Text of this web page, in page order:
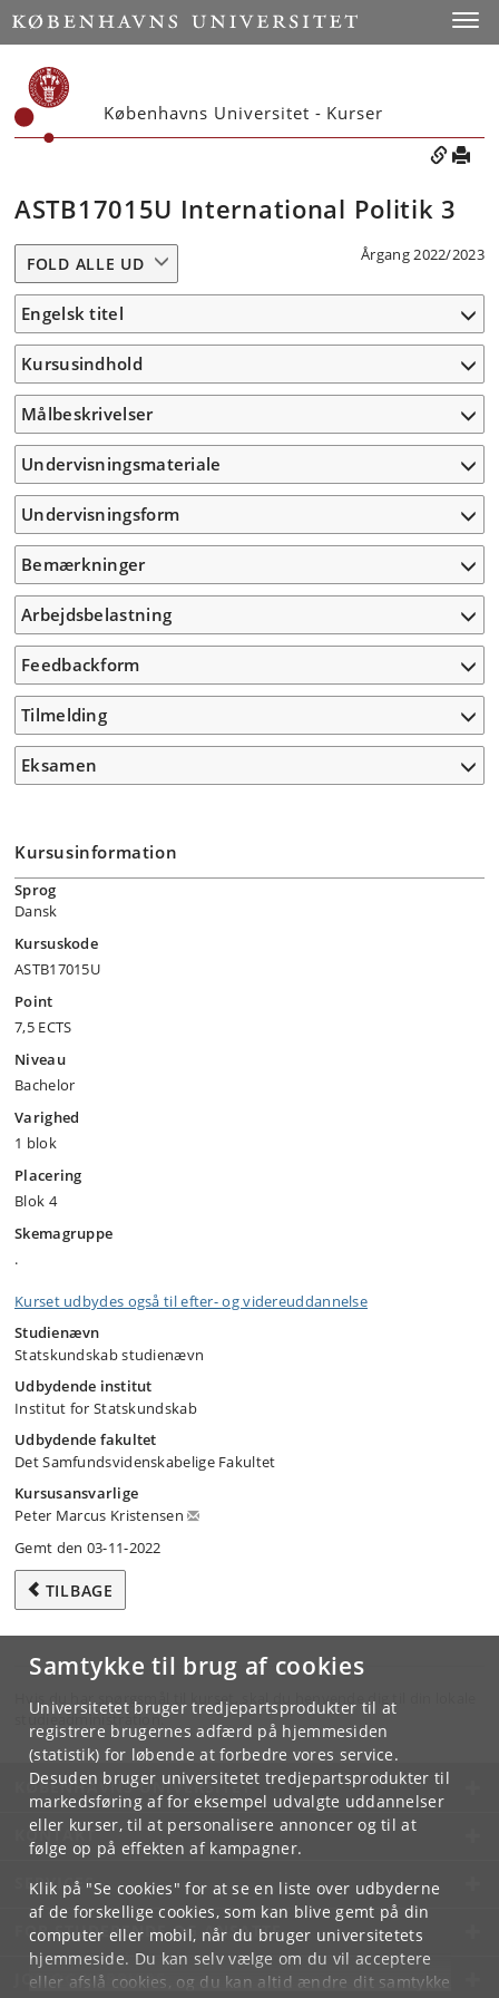
Samtykke til brug af cookies
Universitetet bruger tredjepartsprodukter til at
registrere brugernes adfærd på hjemmesiden
(statistik) for løbende at forbedre vores service.
Desuden bruger universitetet tredjepartsprodukter til
markedsføring af for eksempel udvalgte uddannelser
eller kurser, til at personalisere annoncer og til at
følge op på effekten af kampagner.
Klik på "Se cookies" for at se en liste over udbyderne
af de forskellige cookies, som kan blive gemt på din
computer eller mobil, når du bruger universitetets
hjemmeside. Du kan selv vælge om du vil acceptere
eller afslå cookies, og du kan altid ændre dit samtykke
Københavns Universitet - Kurser
ASTB17015U International Politik 3
Årgang 2022/2023
FOLD ALLE UD
Engelsk titel
Kursusindhold
Målbeskrivelser
Undervisningsmateriale
Undervisningsform
Bemærkninger
Arbejdsbelastning
Feedbackform
Tilmelding
Eksamen
Kursusinformation
Sprog
Dansk
Kursuskode
ASTB17015U
Point
7,5 ECTS
Niveau
Bachelor
Varighed
1 blok
Placering
Blok 4
Skemagruppe
.
Kurset udbydes også til efter- og videreuddannelse
Studienævn
Statskundskab studienævn
Udbydende institut
Institut for Statskundskab
Udbydende fakultet
Det Samfundsvidenskabelige Fakultet
Kursusansvarlige
Peter Marcus Kristensen
Gemt den 03-11-2022
TILBAGE
Hvis du har spørgsmål til kurset, skal du henvende dig til din lokale
studieadministration.
KØBENHAVNS UNIVERSITET
KONTAKT
SERVICES
FOR STUDERENDE OG ANSATTE
JOB OG KARRIERE